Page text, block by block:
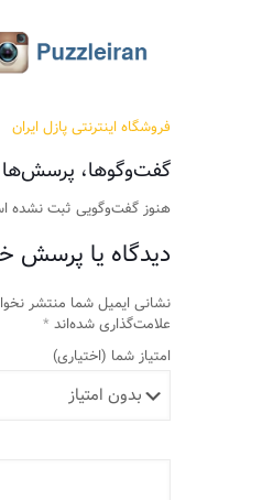
فروشگاه اینترنتی پازل ایران
گفت‌وگوها، پرسش‌ها
هنوز گفت‌وگویی ثبت نشده
دیدگاه یا پرسش
نشانی ایمیل شما منتشر
علامت‌گذاری شده‌اند *
امتیاز شما (اختیاری)